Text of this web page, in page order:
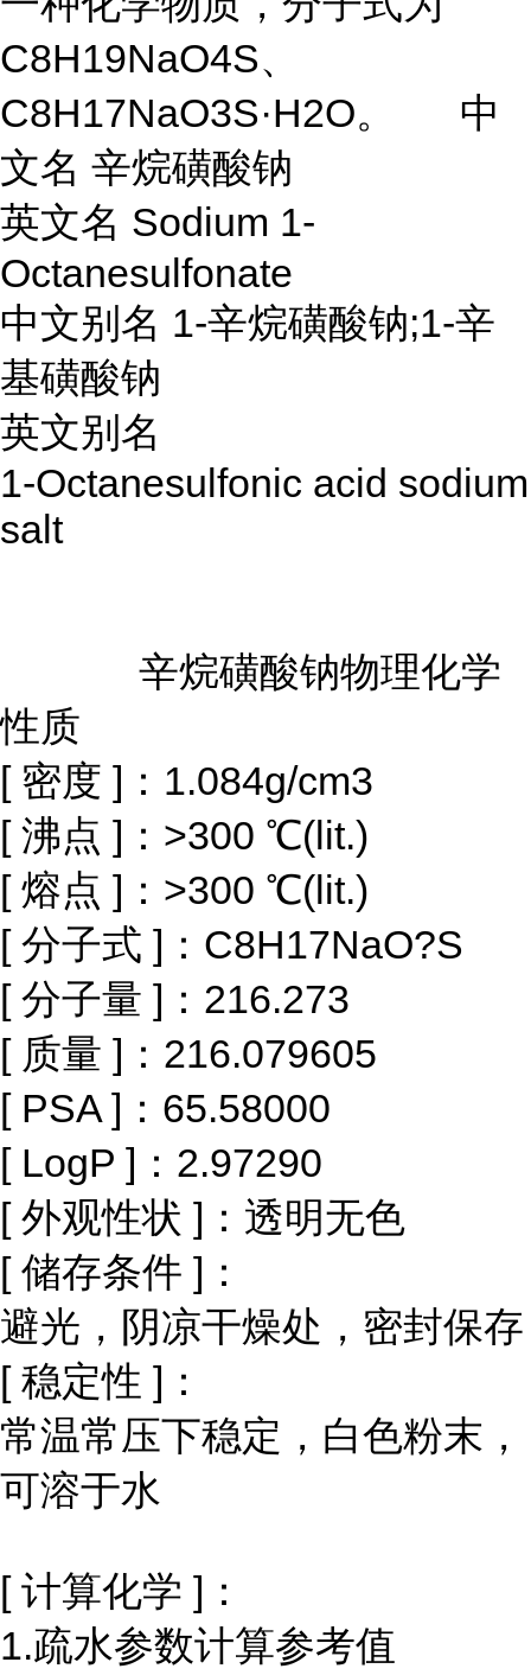
C8H19NaO4S、
C8H17NaO3S·H2O。 中
文名 辛烷磺酸钠
英文名 Sodium 1-
Octanesulfonate
中文别名 1-辛烷磺酸钠;1-辛
基磺酸钠
英文别名
1-Octanesulfonic acid sodium
salt
辛烷磺酸钠物理化学
性质
[ 密度 ]：1.084g/cm3
[ 沸点 ]：>300 ℃(lit.)
[ 熔点 ]：>300 ℃(lit.)
[ 分子式 ]：C8H17NaO?S
[ 分子量 ]：216.273
[ 质量 ]：216.079605
[ PSA ]：65.58000
[ LogP ]：2.97290
[ 外观性状 ]：透明无色
[ 储存条件 ]：
避光，阴凉干燥处，密封保存
[ 稳定性 ]：
常温常压下稳定，白色粉末，
可溶于水
[ 计算化学 ]：
1.疏水参数计算参考值